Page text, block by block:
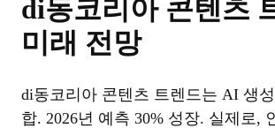
di동코리아 콘텐츠
미래 전망
di동코리아 콘텐츠 트렌드는 AI 생
합. 2026년 예측 30% 성장. 실제로,